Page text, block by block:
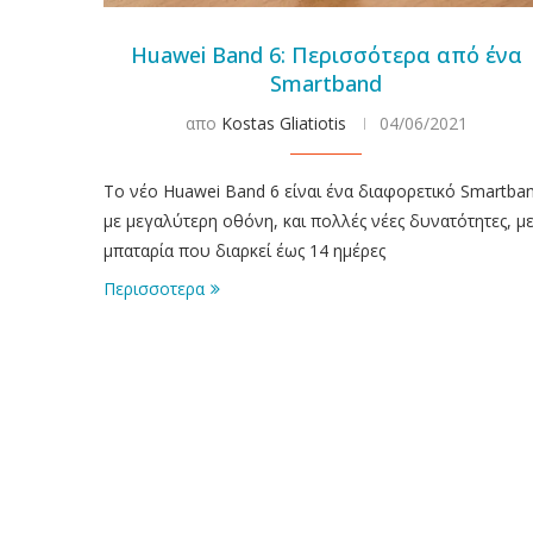
Huawei Band 6: Περισσότερα από ένα
Smartband
απο Kostas Gliatiotis 04/06/2021
Το νέο Huawei Band 6 είναι ένα διαφορετικό
με μεγαλύτερη οθόνη, και πολλές νέες δυνατότητες, με
μπαταρία που διαρκεί έως 14 ημέρες
Περισσοτερα